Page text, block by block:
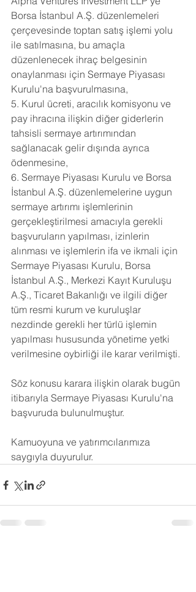
Borsa İstanbul A.Ş. düzenlemeleri
çerçevesinde toptan satış işlemi yolu
ile satılmasına, bu amaçla
düzenlenecek ihraç belgesinin
onaylanması için Sermaye Piyasası
Kurulu'na başvurulmasına,
5. Kurul ücreti, aracılık komisyonu ve
pay ihracına ilişkin diğer giderlerin
tahsisli sermaye artırımından
sağlanacak gelir dışında ayrıca
ödenmesine,
6. Sermaye Piyasası Kurulu ve Borsa
İstanbul A.Ş. düzenlemelerine uygun
sermaye artırımı işlemlerinin
gerçekleştirilmesi amacıyla gerekli
başvuruların yapılması, izinlerin
alınması ve işlemlerin ifa ve ikmali için
Sermaye Piyasası Kurulu, Borsa
İstanbul A.Ş., Merkezi Kayıt Kuruluşu
A.Ş., Ticaret Bakanlığı ve ilgili diğer
tüm resmi kurum ve kuruluşlar
nezdinde gerekli her türlü işlemin
yapılması hususunda yönetime yetki
verilmesine oybirliği ile karar verilmişti.
Söz konusu karara ilişkin olarak bugün
itibarıyla Sermaye Piyasası Kurulu'na
başvuruda bulunulmuştur.
Kamuoyuna ve yatırımcılarımıza
saygıyla duyurulur.